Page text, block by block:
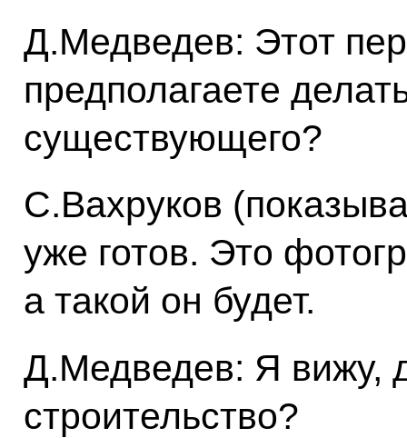
Д.Медведев: Этот
предполагаете
существующего?
С.Вахруков
уже готов. Это
а такой он будет.
Д.Медведев: Я вижу,
строительство?